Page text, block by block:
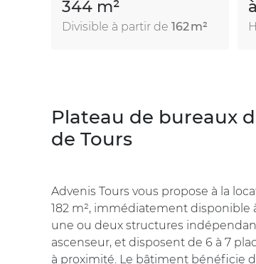
344 m²
Divisible à partir de 162 m²
Plateau de bureaux
de Tours
Advenis Tours vous propose à la
182 m², immédiatement disponible
une ou deux structures
ascenseur, et disposent de 6 à 7
à proximité. Le bâtiment bénéficie